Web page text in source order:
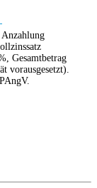
Gesamtbetrag
vorausgesetzt).